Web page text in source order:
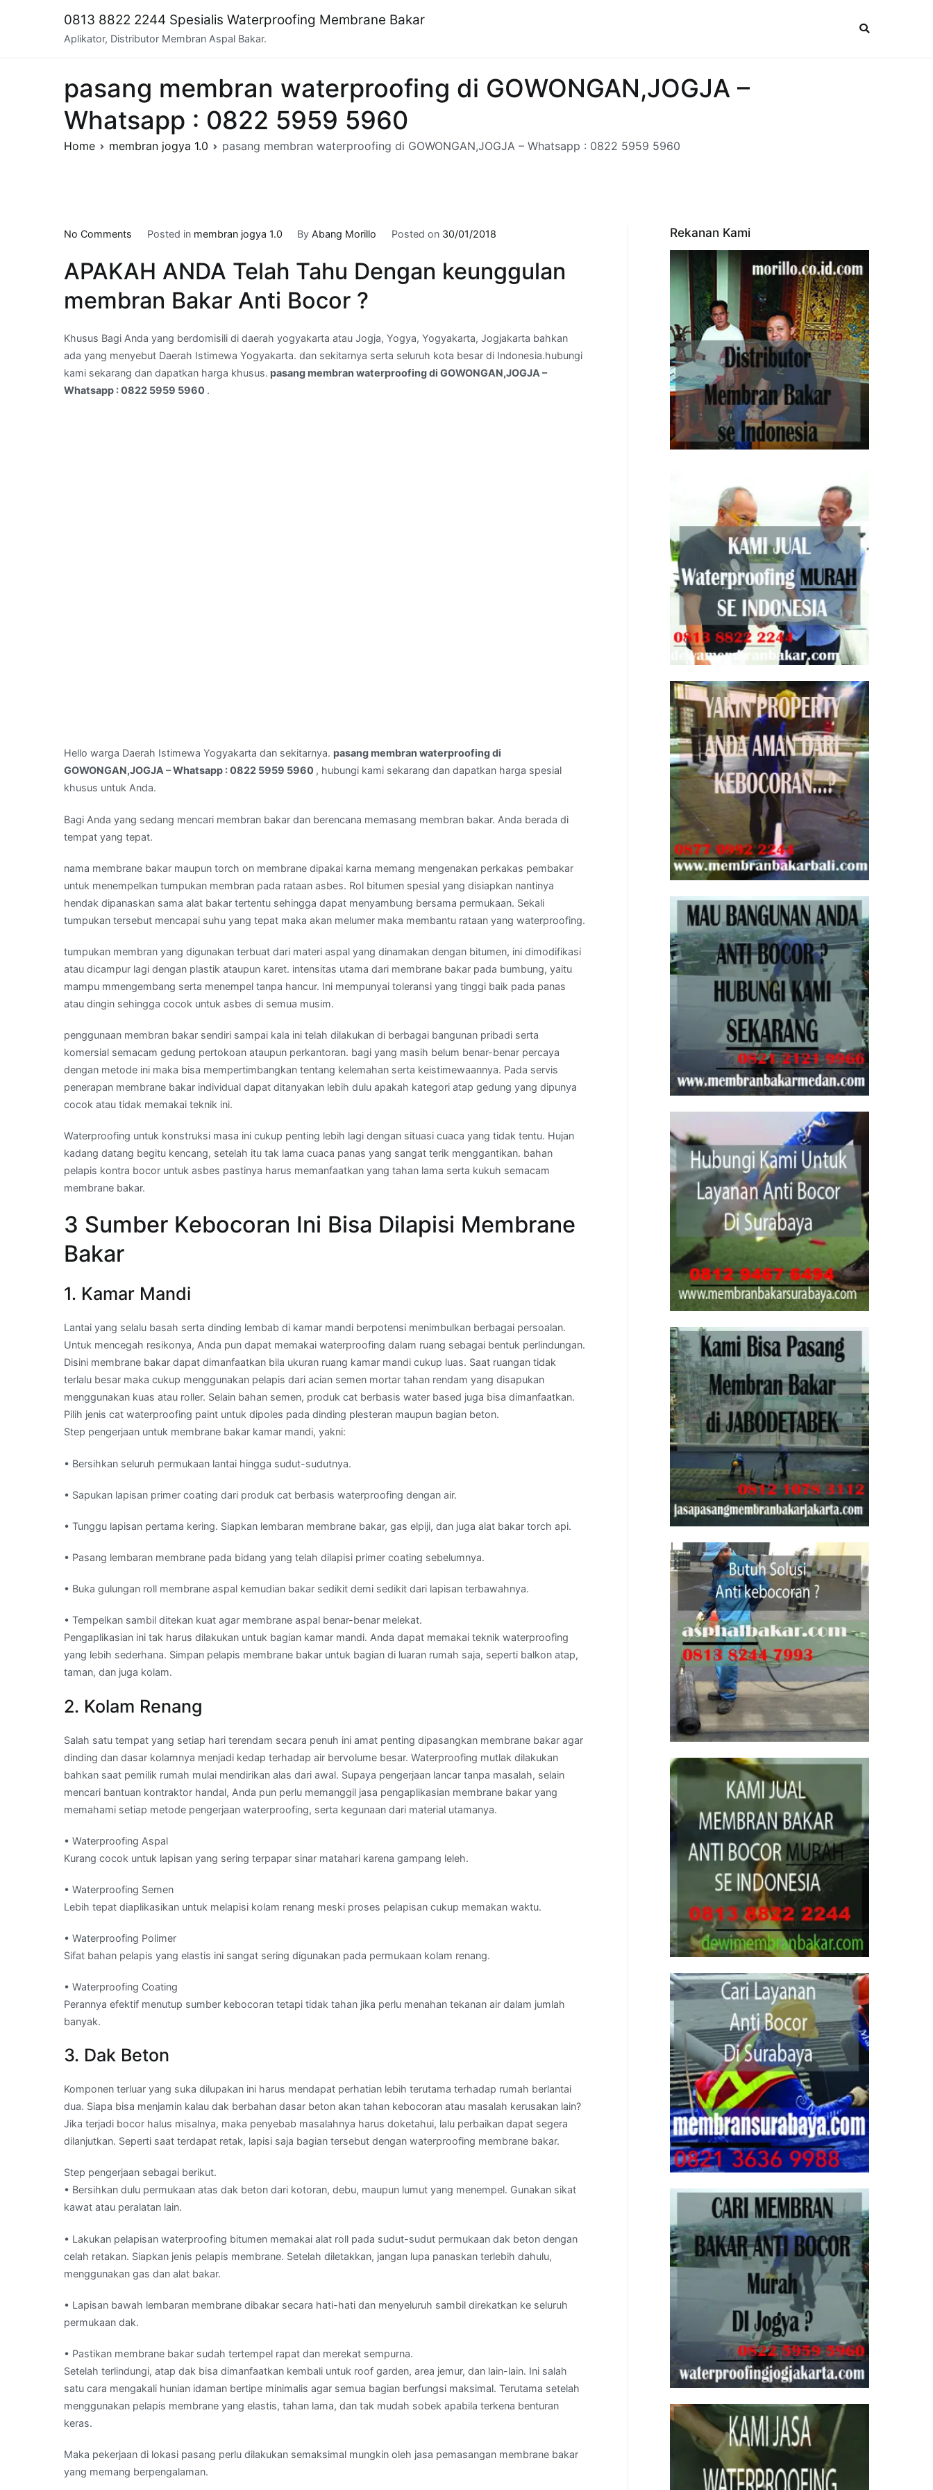
0813 8822 2244 Spesialis Waterproofing Membrane Bakar
Aplikator, Distributor Membran Aspal Bakar.
pasang membran waterproofing di GOWONGAN,JOGJA –
Whatsapp : 0822 5959 5960
Home membran jogya 1.0 pasang membran waterproofing di GOWONGAN,JOGJA – Whatsapp : 0822 5959 5960
No Comments
membran
di
–
Whatsapp
0822
Posted in membran jogya 1.0 ByAbang Morillo Posted on 30/01/2018
APAKAH ANDA Telah Tahu Dengan keunggulan
membran Bakar Anti Bocor ?
Khusus Bagi Anda yang berdomisili di daerah yogyakarta atau Jogja, Yogya, Yogyakarta, Jogjakarta bahkan
ada yang menyebut Daerah Istimewa Yogyakarta. dan sekitarnya serta seluruh kota besar di Indonesia.hubungi
kami sekarang dan dapatkan harga khusus. pasang membran waterproofing di GOWONGAN,JOGJA –
Whatsapp : 0822 5959 5960 .
Hello warga Daerah Istimewa Yogyakarta dan sekitarnya. pasang membran waterproofing di
GOWONGAN,JOGJA – Whatsapp : 0822 5959 5960 , hubungi kami sekarang dan dapatkan harga spesial
khusus untuk Anda.
Bagi Anda yang sedang mencari membran bakar dan berencana memasang membran bakar. Anda berada di
tempat yang tepat.
nama membrane bakar maupun torch on membrane dipakai karna memang mengenakan perkakas pembakar
untuk menempelkan tumpukan membran pada rataan asbes. Rol bitumen spesial yang disiapkan nantinya
hendak dipanaskan sama alat bakar tertentu sehingga dapat menyambung bersama permukaan. Sekali
tumpukan tersebut mencapai suhu yang tepat maka akan melumer maka membantu rataan yang waterproofing.
tumpukan membran yang digunakan terbuat dari materi aspal yang dinamakan dengan bitumen, ini dimodifikasi
atau dicampur lagi dengan plastik ataupun karet. intensitas utama dari membrane bakar pada bumbung, yaitu
mampu mmengembang serta menempel tanpa hancur. Ini mempunyai toleransi yang tinggi baik pada panas
atau dingin sehingga cocok untuk asbes di semua musim.
penggunaan membran bakar sendiri sampai kala ini telah dilakukan di berbagai bangunan pribadi serta
komersial semacam gedung pertokoan ataupun perkantoran. bagi yang masih belum benar-benar percaya
dengan metode ini maka bisa mempertimbangkan tentang kelemahan serta keistimewaannya. Pada servis
penerapan membrane bakar individual dapat ditanyakan lebih dulu apakah kategori atap gedung yang dipunya
cocok atau tidak memakai teknik ini.
Waterproofing untuk konstruksi masa ini cukup penting lebih lagi dengan situasi cuaca yang tidak tentu. Hujan
kadang datang begitu kencang, setelah itu tak lama cuaca panas yang sangat terik menggantikan. bahan
pelapis kontra bocor untuk asbes pastinya harus memanfaatkan yang tahan lama serta kukuh semacam
membrane bakar.
3 Sumber Kebocoran Ini Bisa Dilapisi Membrane
Bakar
1. Kamar Mandi
Lantai yang selalu basah serta dinding lembab di kamar mandi berpotensi menimbulkan berbagai persoalan.
Untuk mencegah resikonya, Anda pun dapat memakai waterproofing dalam ruang sebagai bentuk perlindungan.
Disini membrane bakar dapat dimanfaatkan bila ukuran ruang kamar mandi cukup luas. Saat ruangan tidak
terlalu besar maka cukup menggunakan pelapis dari acian semen mortar tahan rendam yang disapukan
menggunakan kuas atau roller. Selain bahan semen, produk cat berbasis water based juga bisa dimanfaatkan.
Pilih jenis cat waterproofing paint untuk dipoles pada dinding plesteran maupun bagian beton.
Step pengerjaan untuk membrane bakar kamar mandi, yakni:
• Bersihkan seluruh permukaan lantai hingga sudut-sudutnya.
• Sapukan lapisan primer coating dari produk cat berbasis waterproofing dengan air.
• Tunggu lapisan pertama kering. Siapkan lembaran membrane bakar, gas elpiji, dan juga alat bakar torch api.
• Pasang lembaran membrane pada bidang yang telah dilapisi primer coating sebelumnya.
• Buka gulungan roll membrane aspal kemudian bakar sedikit demi sedikit dari lapisan terbawahnya.
• Tempelkan sambil ditekan kuat agar membrane aspal benar-benar melekat.
Pengaplikasian ini tak harus dilakukan untuk bagian kamar mandi. Anda dapat memakai teknik waterproofing
yang lebih sederhana. Simpan pelapis membrane bakar untuk bagian di luaran rumah saja, seperti balkon atap,
taman, dan juga kolam.
2. Kolam Renang
Salah satu tempat yang setiap hari terendam secara penuh ini amat penting dipasangkan membrane bakar agar
dinding dan dasar kolamnya menjadi kedap terhadap air bervolume besar. Waterproofing mutlak dilakukan
bahkan saat pemilik rumah mulai mendirikan alas dari awal. Supaya pengerjaan lancar tanpa masalah, selain
mencari bantuan kontraktor handal, Anda pun perlu memanggil jasa pengaplikasian membrane bakar yang
memahami setiap metode pengerjaan waterproofing, serta kegunaan dari material utamanya.
• Waterproofing Aspal
Kurang cocok untuk lapisan yang sering terpapar sinar matahari karena gampang leleh.
• Waterproofing Semen
Lebih tepat diaplikasikan untuk melapisi kolam renang meski proses pelapisan cukup memakan waktu.
• Waterproofing Polimer
Sifat bahan pelapis yang elastis ini sangat sering digunakan pada permukaan kolam renang.
• Waterproofing Coating
Perannya efektif menutup sumber kebocoran tetapi tidak tahan jika perlu menahan tekanan air dalam jumlah
banyak.
3. Dak Beton
Komponen terluar yang suka dilupakan ini harus mendapat perhatian lebih terutama terhadap rumah berlantai
dua. Siapa bisa menjamin kalau dak berbahan dasar beton akan tahan kebocoran atau masalah kerusakan lain?
Jika terjadi bocor halus misalnya, maka penyebab masalahnya harus doketahui, lalu perbaikan dapat segera
dilanjutkan. Seperti saat terdapat retak, lapisi saja bagian tersebut dengan waterproofing membrane bakar.
Step pengerjaan sebagai berikut.
• Bersihkan dulu permukaan atas dak beton dari kotoran, debu, maupun lumut yang menempel. Gunakan sikat
kawat atau peralatan lain.
• Lakukan pelapisan waterproofing bitumen memakai alat roll pada sudut-sudut permukaan dak beton dengan
celah retakan. Siapkan jenis pelapis membrane. Setelah diletakkan, jangan lupa panaskan terlebih dahulu,
menggunakan gas dan alat bakar.
• Lapisan bawah lembaran membrane dibakar secara hati-hati dan menyeluruh sambil direkatkan ke seluruh
permukaan dak.
• Pastikan membrane bakar sudah tertempel rapat dan merekat sempurna.
Setelah terlindungi, atap dak bisa dimanfaatkan kembali untuk roof garden, area jemur, dan lain-lain. Ini salah
satu cara mengakali hunian idaman bertipe minimalis agar semua bagian berfungsi maksimal. Terutama setelah
menggunakan pelapis membrane yang elastis, tahan lama, dan tak mudah sobek apabila terkena benturan
keras.
Maka pekerjaan di lokasi pasang perlu dilakukan semaksimal mungkin oleh jasa pemasangan membrane bakar
yang memang berpengalaman.
Rekanan Kami